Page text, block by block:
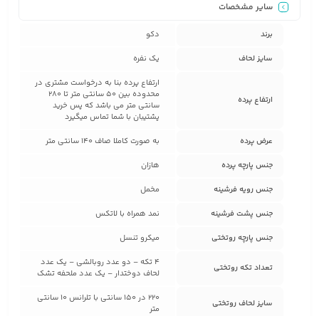
سایر مشخصات
برند
دکو
سایز لحاف
یک نفره
ارتفاع پرده
ارتفاع پرده بنا به درخواست مشتری در
محدوده بین 50 سانتی متر تا 280
سانتی متر می باشد که پس خرید
پشتیبان با شما تماس میگیرد
عرض پرده
به صورت کاملا صاف 140 سانتی متر
جنس پارچه پرده
هازان
جنس رویه فرشینه
مخمل
جنس پشت فرشینه
نمد همراه با لاتکس
جنس پارچه روتختی
میکرو تنسل
تعداد تکه روتختی
4 تکه – دو عدد روبالشی – یک عدد
لحاف دوختدار – یک عدد ملحفه تشک
سایز لحاف روتختی
220 در 150 سانتی با تلرانس 10 سانتی
متر